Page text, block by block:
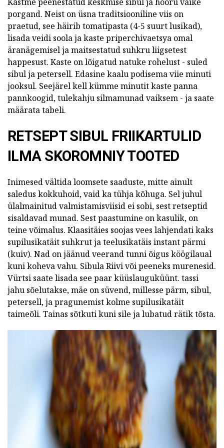
porgand. Neist on üsna traditsiooniline viis on
praetud, see häirib tomatipasta (4-5 suurt lusikad),
lisada veidi soola ja kaste priperchivaetsya omal
äranägemisel ja maitsestatud suhkru liigsetest
happesust. Kaste on lõigatud natuke rohelust - suled
sibul ja petersell. Edasine kaalu podisema viie minuti
jooksul. Seejärel kell kümme minutit kaste panna
pannkoogid, tulekahju silmamunad vaiksem - ja saate
määrata tabeli.
RETSEPT SIBUL FRIIKARTULID
ILMA SKOROMNIY TOOTED
Inimesed vältida loomsete saaduste, mitte ainult
saledus kokkuhoid, vaid ka tühja kõhuga. Sel juhul
ülalmainitud valmistamisviisid ei sobi, sest retseptid
sisaldavad munad. Sest paastumine on kasulik, on
teine võimalus. Klaasitäies soojas vees lahjendati kaks
supilusikatäit suhkrut ja teelusikatäis instant pärmi
(kuiv). Nad on jäänud veerand tunni õigus köögilaual
kuni koheva vahu. Sibula Riivi või peeneks murenesid.
Vürtsi saate lisada see paar küüslauguküünt. tassi
jahu sõelutakse, mäe on süvend, millesse pärm, sibul,
petersell, ja pragunemist kolme supilusikatäit
taimeõli. Tainas sõtkuti kuni sile ja lubatud rätik tõsta.